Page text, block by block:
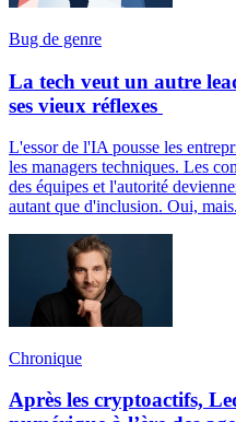
Bug de genre
La tech veut un autre
ses vieux réflexes
L'essor de l'IA pousse les
les managers techniques. Les
des équipes et l'autorité
autant que d'inclusion. Oui,
Chronique
Après les cryptoactifs,